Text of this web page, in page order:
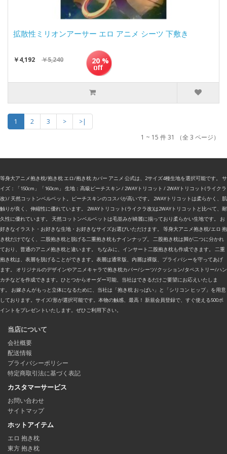
拡散性ミリオンアーサー エロ アニメ シーツ 下敷き
￥4,192 ￥5,240 20 %
1 2 3 >
>|
1 ~ 15 件 31 （全 3 ページ）
等身大アニメ抱き枕/抱き枕 エロ/抱き枕 カバー アニメ 公式は、2サイズ4種生地を選択可能です。 サ
イズ：「150cm」「160cm」 生地：高級ピーチスキン / 2WAYトリコット / 2WAYトリコット(ライクラ
改) / 天然コットンベルベット。ピーチスキンのコスパが高いです。 2WAYトリコットは柔らかく、肌
触りが良く、伸縮性に優れています。 2WAYトリコット(ライクラ改)は2WAYトリコットと比べて、耐
久性に優れています。 天然コットンベルベットは毛並みが綺麗に揃っており柔らかい生地です。 お
好きなイラスト・お好きな生地・お好きなサイズお選びいただけます。 等身大アニメ抱き枕/エロ 抱
き枕だけでなく、二股抱き枕と脱げる二重抱き枕もナインナップ。 二股抱き枕は脚が二つに分かれ
ており、普通のアニメ抱き枕と違います。 ちなみに、インサート二股抱き枕も作成できます。 二重
抱き枕は、表層を脱げることができます。表層は通常版、内層は裸版、プライバシーを守ってあげ
ます。 オリジナルのデザインやアニメキャラで抱き枕カバー/シーツ/クッション/タペストリー/ハン
カチなどを作成できます。ひとつからオーダー可能、当社はできるだけご要望にお応えいたしま
す。 お嫁さんがもっと立体になるために、当社は「抱き枕 おっぱい」と「シリコン ヒップ」を用意
しております。サイズ/形が選択可能です。本物の触感、最高！ 新規会員登録で、すぐ使える500ポ
イントをプレゼントいたします。ぜひご利用下さい。
当店について
会社概要
配送情報
プライバシーポリシー
特定商取引法に基づく表記
カスタマーサービス
お問い合わせ
サイトマップ
ホットアイテム
エロ 抱き枕
東方 抱き枕